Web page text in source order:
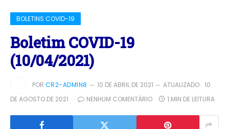
BOLETINS COVID-19
Boletim COVID-19
(10/04/2021)
POR CR2-ADMIN8 10 DE ABRIL DE 2021 ATUALIZADO: 10
DE AGOSTO DE 2021
NENHUM COMENTÁRIO 1 MIN DE LEITURA